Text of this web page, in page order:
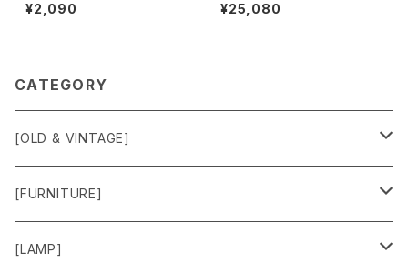
¥2,090
e in USA
¥25,080
CATEGORY
[OLD & VINTAGE]
Sweat & Knit
Shirts
[FURNITURE]
Chair
[LAMP]